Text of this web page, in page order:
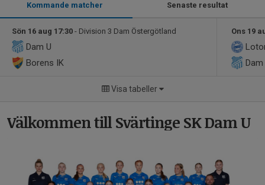
Kommande matcher Senaste resultat
Sön 16 aug 17:30 - Division 3 Dam Östergötland
Dam U
Borens IK
Ons 19
Dam
Visa tabeller
Välkommen till Svärtinge SK Dam U